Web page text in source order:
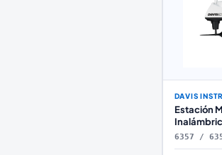
DAVIS
Estación
6357 /